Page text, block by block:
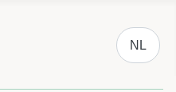
Selecteer
NL